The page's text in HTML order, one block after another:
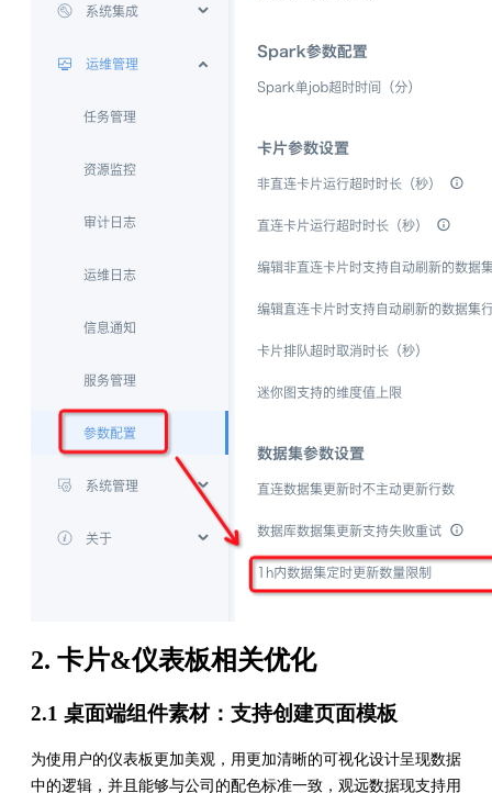
2. 卡片&仪表板相关优化
2.1 桌面端组件素材：支持创建页面模板
为使用户的仪表板更加美观，用更加清晰的可视化设计呈现数据
中的逻辑，并且能够与公司的配色标准一致，观远数据现支持用